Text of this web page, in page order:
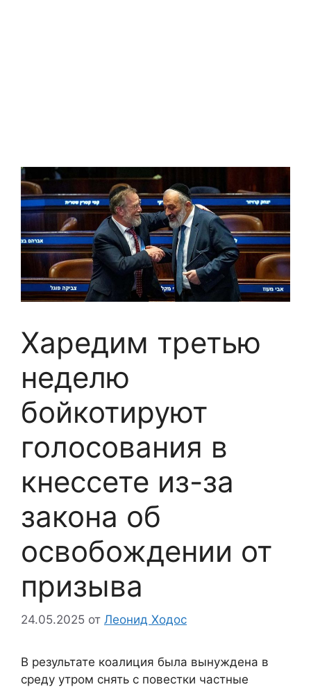
Харедим третью
неделю
бойкотируют
голосования в
кнессете из-за
закона об
освобождении от
призыва
24.05.2025 от Леонид Ходос
В результате коалиция была вынуждена в
среду утром снять с повестки частные